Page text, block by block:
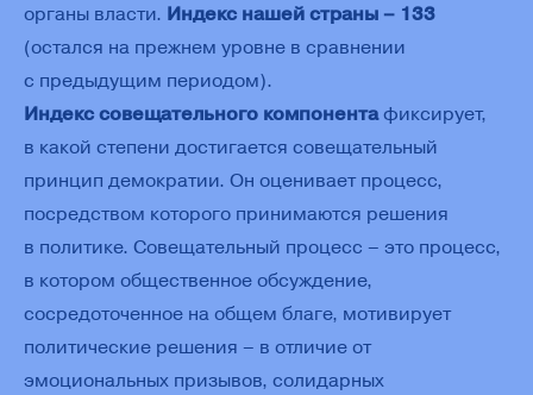
органы власти. Индекс нашей страны – 133
(остался на прежнем уровне в сравнении
с предыдущим периодом).
Индекс совещательного компонентафиксирует,
в какой степени достигается совещательный
принцип демократии. Он оценивает процесс,
посредством которого принимаются решения
в политике. Совещательный процесс – это процесс,
в котором общественное обсуждение,
сосредоточенное на общем благе, мотивирует
политические решения – в отличие от
эмоциональных призывов, солидарных